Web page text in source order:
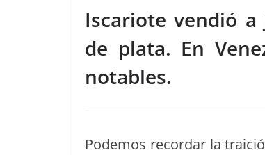
Iscariote vendió
de plata. En
notables.
Podemos recor­dar la